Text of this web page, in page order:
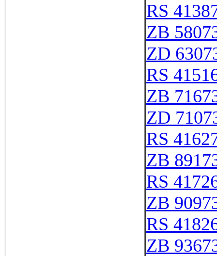
RS
ZB
ZD
RS
ZB
ZD
RS
ZB
RS
ZB
RS
ZB